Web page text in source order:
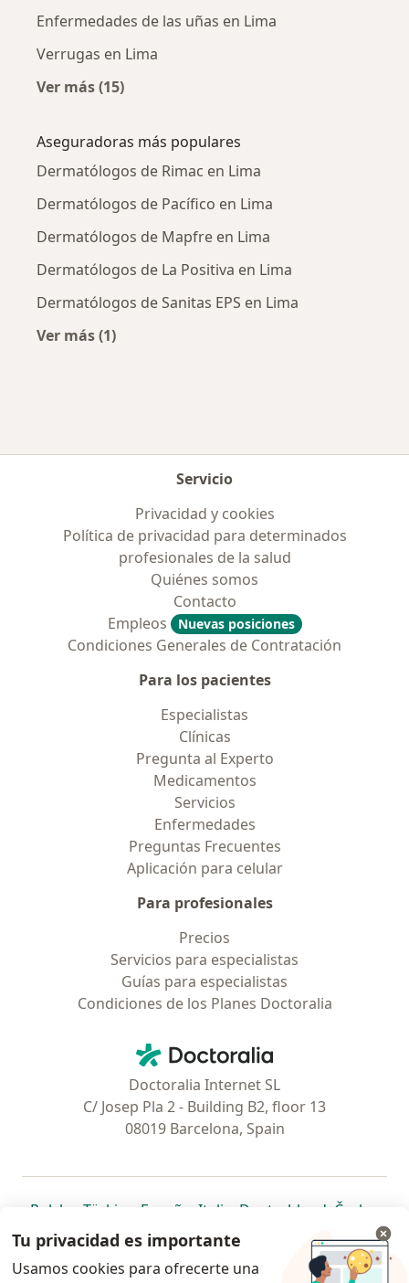
Enfermedades de las uñas en Lima
Verrugas en Lima
Ver más (15)
Aseguradoras más populares
Dermatólogos de Rimac en Lima
Dermatólogos de Pacífico en Lima
Dermatólogos de Mapfre en Lima
Dermatólogos de La Positiva en Lima
Dermatólogos de Sanitas EPS en Lima
Ver más (1)
Servicio
Privacidad y cookies
Política de privacidad para determinados
profesionales de la salud
Quiénes somos
Contacto
Empleos
Nuevas posiciones
Condiciones Generales de Contratación
Para los pacientes
Especialistas
Clínicas
Pregunta al Experto
Medicamentos
Servicios
Enfermedades
Preguntas Frecuentes
Aplicación para celular
Para profesionales
Precios
Servicios para especialistas
Guías para especialistas
Condiciones de los Planes Doctoralia
Doctoralia - Página de inicio
Doctoralia Internet SL
C/ Josep Pla 2 - Building B2, floor 13
08019 Barcelona, Spain
Polska se abre en una nueva pestaña
Türkiye se abre en una nueva pestaña
España se abre en una nueva pestaña
Italia se abre en una nueva
Deutschlandse abre en
Česko
Portugal
se abre en una nueva pestaña
México se abre en una nueva pestaña
Chile se abre en una nueva pestaña
Brasil se abre en una nueva
se abre en
se
se abre en una nueva
Tu privacidad es importante
Usamos cookies para ofrecerte una